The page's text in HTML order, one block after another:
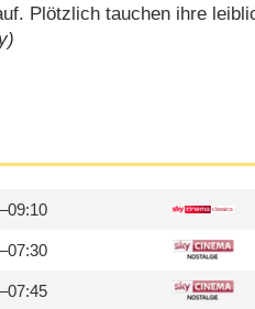
Plötzlich tauchen ihre
09:10
07:30
07:45